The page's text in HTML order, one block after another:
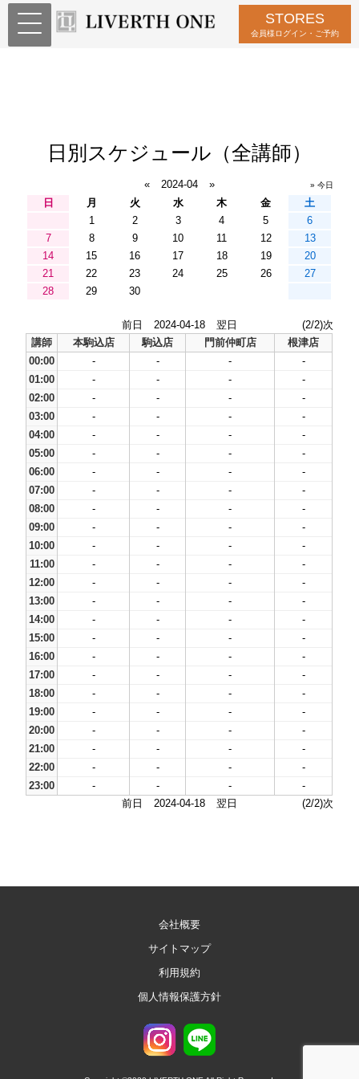
STORES
会員様ログイン・ご予約
日別スケジュール（全講師）
« 2024-04 » » 今日
日 月 火 水 木 金
土
1
2 3 4 5
6
7
8 9 10 11 12
13
14
15 16 17 18 19
20
21
22 23 24 25 26
27
28
29 30
前日 2024-04-18 翌日
(2/2)次
講師
本駒込店 駒込店 門前仲町店
根津店
00:00
- - -
-
01:00
- - -
-
02:00
- - -
-
03:00
- - -
-
04:00
- - -
-
05:00
- - -
-
06:00
- - -
-
07:00
- - -
-
08:00
- - -
-
09:00
- - -
-
10:00
- - -
-
11:00
- - -
-
12:00
- - -
-
13:00
- - -
-
14:00
- - -
-
15:00
- - -
-
16:00
- - -
-
17:00
- - -
-
18:00
- - -
-
19:00
- - -
-
20:00
- - -
-
21:00
- - -
-
22:00
- - -
-
23:00
- - -
-
前日
2024-04-18 翌日 (2/2)次
会社概要
サイトマップ
利用規約
個人情報保護方針